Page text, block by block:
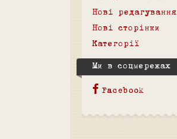
Нові редагування
Нові сторінки
Категорії
Ми в соцмережах
Facebook